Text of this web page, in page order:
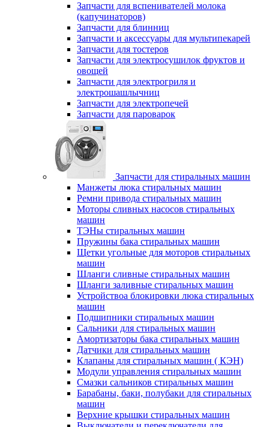
Запчасти для вспенивателей молока
(капучинаторов)
Запчасти для блинниц
Запчасти и аксессуары для мультипекарей
Запчасти для тостеров
Запчасти для электросушилок фруктов и
овощей
Запчасти для электрогриля и
электрошашлычниц
Запчасти для электропечей
Запчасти для пароварок
Запчасти для стиральных машин
Манжеты люка стиральных машин
Ремни привода стиральных машин
Моторы сливных насосов стиральных
машин
ТЭНы стиральных машин
Пружины бака стиральных машин
Щетки угольные для моторов стиральных
машин
Шланги сливные стиральных машин
Шланги заливные стиральных машин
Устройствоа блокировки люка стиральных
машин
Подшипники стиральных машин
Сальники для стиральных машин
Амортизаторы бака стиральных машин
Датчики для стиральных машин
Клапаны для стиральных машин ( КЭН)
Модули управления стиральных машин
Смазки сальников стиральных машин
Барабаны, баки, полубаки для стиральных
машин
Верхние крышки стиральных машин